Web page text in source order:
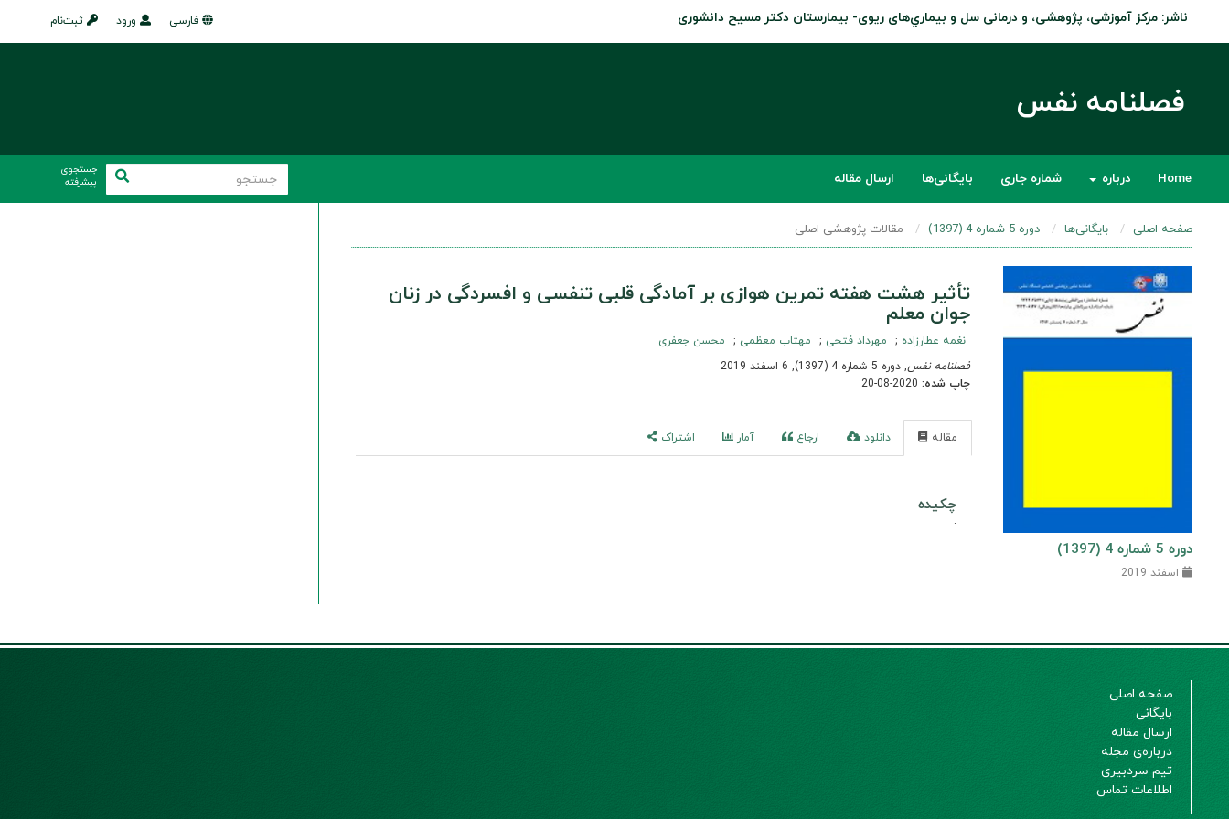
ناشر: مرکز آموزشی، پژوهشی، و درمانی سل و بيماري‌های ريوی- بيمارستان دکتر مسيح دانشوری ثبت‌نام ورود فارسی
فصلنامه نفس
Home درباره شماره جاری بایگانی‌ها ارسال مقاله
جستجوی
پیشرفته
صفحه اصلی بایگانی‌ها دوره 5 شماره 4 (1397) مقالات پژوهشی اصلی
دوره 5 شماره 4 (1397)
اسفند 2019
تأثیر هشت هفته تمرین هوازی بر آمادگی قلبی تنفسی و افسردگی در زنان
جوان معلم
نغمه عطارزاده مهرداد فتحی مهتاب معظمی
محسن جعفری
فصلنامه نفس, دوره 5 شماره 4 (1397), 6 اسفند 2019
چاپ شده:2020-08-20
مقاله دانلود ارجاع آمار اشتراک
چکیده
.
صفحه اصلی
بایگانی
ارسال مقاله
درباره‌ی مجله
تیم سردبیری
اطلاعات تماس